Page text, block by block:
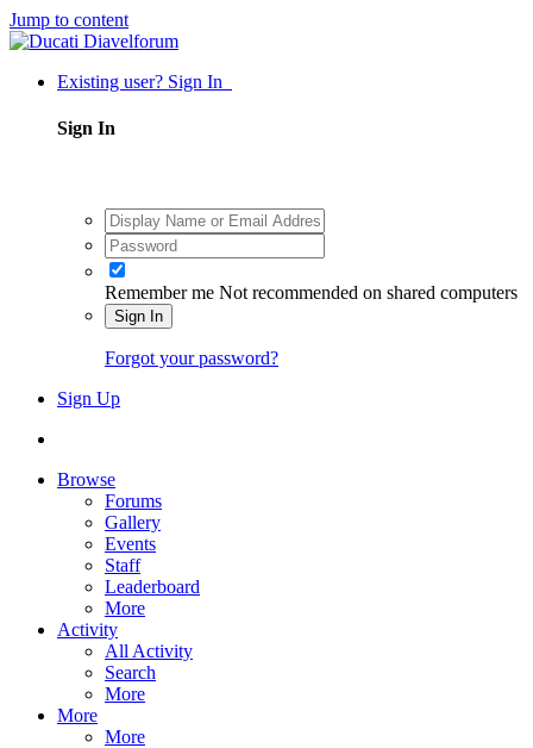
Jump to content
Existing user? Sign In
Sign In
Remember me Not recommended on shared computers
Sign In
Forgot your password?
Sign Up
Browse
Forums
Gallery
Events
Staff
Leaderboard
More
Activity
All Activity
Search
More
More
More